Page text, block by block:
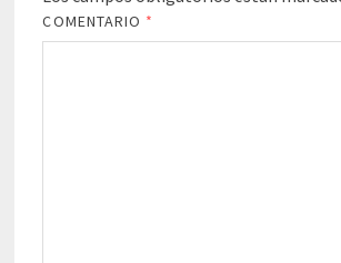
COMENTARIO *